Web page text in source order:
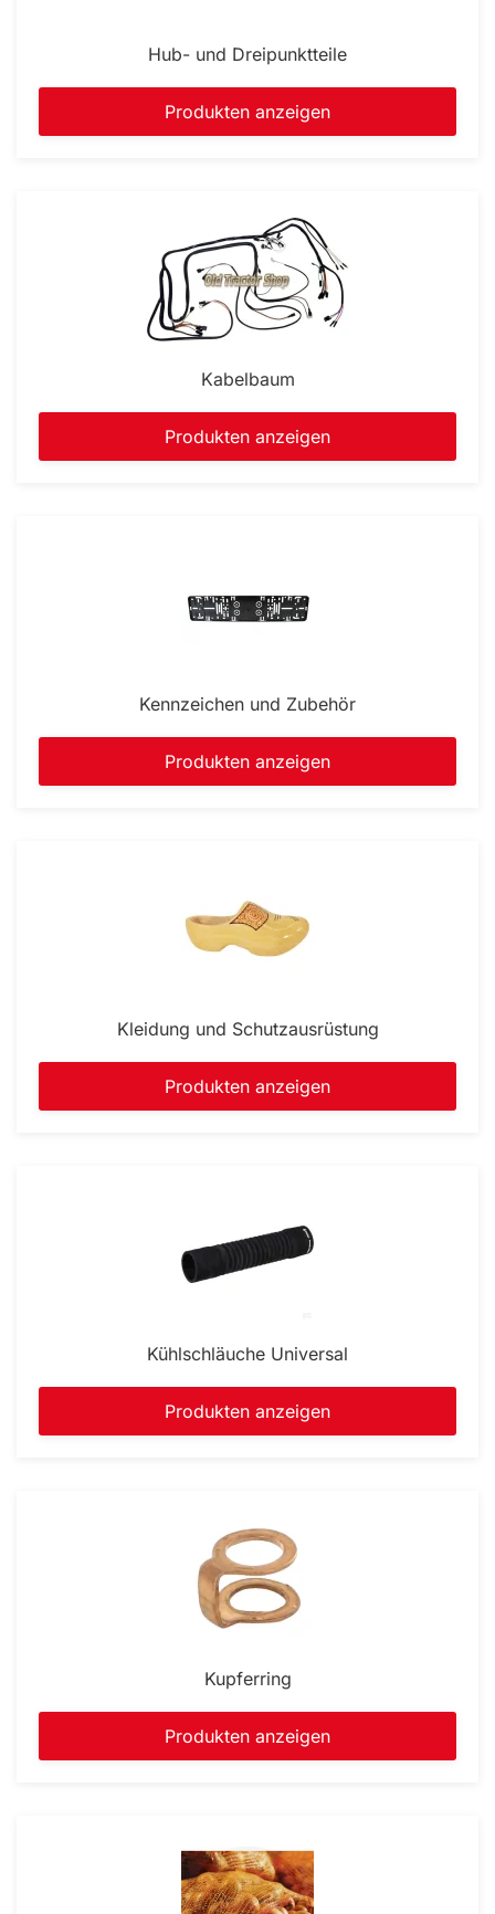
Hub- und Dreipunktteile
Produkten anzeigen
Kabelbaum
Produkten anzeigen
Kennzeichen und Zubehör
Produkten anzeigen
Kleidung und Schutzausrüstung
Produkten anzeigen
Kühlschläuche Universal
Produkten anzeigen
Kupferring
Produkten anzeigen